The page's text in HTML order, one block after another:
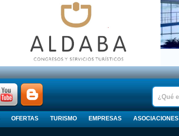
OFERTAS TURISMO EMPRESAS ASOCIACIONES